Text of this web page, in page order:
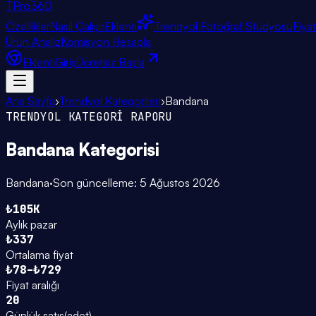
TPro360
ÖzelliklerNasıl ÇalışırEklenti Trendyol Fotoğraf Stüdyosu
Ürün AnalizKomisyon Hesapla
EklentiGirişÜcretsiz Başla
Ana Sayfa›Trendyol Kategorileri›Bandana
TRENDYOL KATEGORİ RAPORU
Bandana Kategorisi
Bandana·Son güncelleme: 5 Ağustos 2026
₺105K
Aylık pazar
₺337
Ortalama fiyat
₺78–₺729
Fiyat aralığı
20